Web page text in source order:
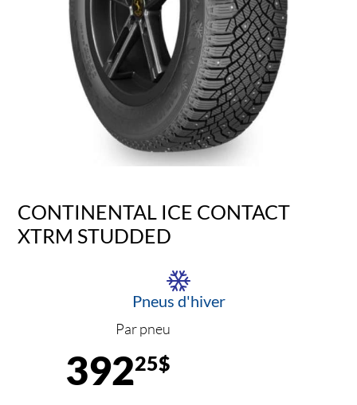
CONTINENTAL ICE CONTACT
XTRM STUDDED
Pneus d'hiver
Par pneu
39225$